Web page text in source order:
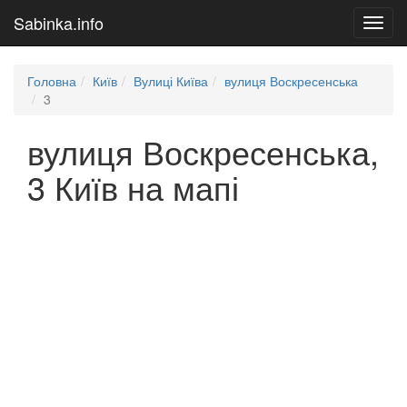
Sabinka.info
Головна Київ Вулиці Київа
вулиця Воскресенська
3
вулиця Воскресенська,
3 Київ на мапі